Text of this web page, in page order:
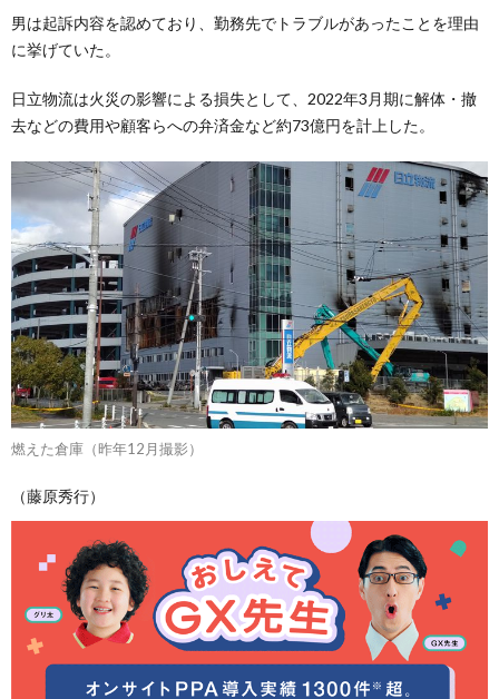
男は起訴内容を認めており、勤務先でトラブルがあったことを理由
に挙げていた。
日立物流は火災の影響による損失として、2022年3月期に解体・撤
去などの費用や顧客らへの弁済金など約73億円を計上した。
燃えた倉庫（昨年12月撮影）
（藤原秀行）